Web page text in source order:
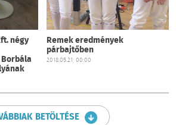
négy Remek eredmények
párbajtőben
2018.05.21, 00:00
BETÖLTÉSE